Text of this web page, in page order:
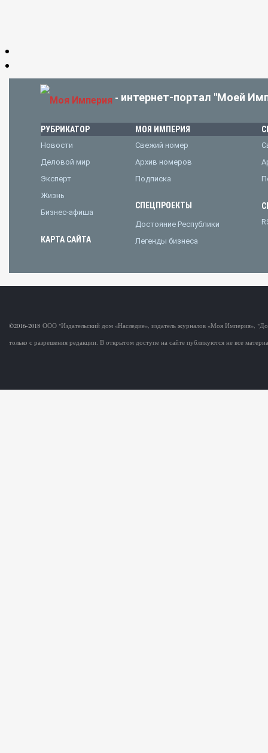
- интернет-портал "Моей
РУБРИКАТОР
Новости
Деловой мир
Эксперт
Жизнь
Бизнес-афиша
КАРТА САЙТА
МОЯ ИМПЕРИЯ
Свежий номер
Архив номеров
Подписка
СПЕЦПРОЕКТЫ
Достояние Республики
Легенды бизнеса
©2016-2018 ООО "Издательский дом «Наследие», издатель журналов «Моя Империя»,
только с разрешения редакции. В открытом доступе на сайте публикуются не все